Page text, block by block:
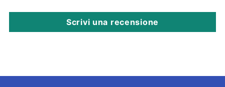
Scrivi una recensione